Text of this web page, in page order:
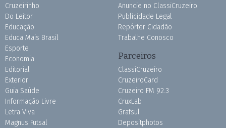
Cruzeirinho
Do Leitor
Educação
Educa Mais Brasil
Esporte
Economia
Editorial
Exterior
Guia Saúde
Informação Livre
Letra Viva
Magnus Futsal
Anuncie no ClassiCruzeiro
Publicidade Legal
Repórter Cidadão
Trabalhe Conosco
Parceiros
ClassiCruzeiro
CruzeiroCard
Cruzeiro FM 92.3
CruxLab
Grafsul
Depositphotos